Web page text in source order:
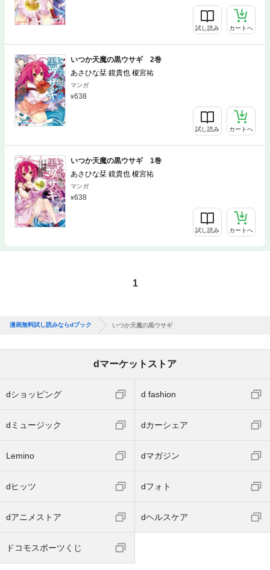
試し読み カートへ
いつか天魔の黒ウサギ 2巻
あさひな栞 鏡貴也 榎宮祐
マンガ
638
試し読み カートへ
いつか天魔の黒ウサギ 1巻
あさひな栞 鏡貴也 榎宮祐
マンガ
638
試し読み カートへ
1
漫画無料試し読みならdブック いつか天魔の黒ウサギ
dマーケットストア
dショッピング d fashion
dミュージック dカーシェア
Lemino dマガジン
dヒッツ dフォト
dアニメストア dヘルスケア
ドコモスポーツくじ